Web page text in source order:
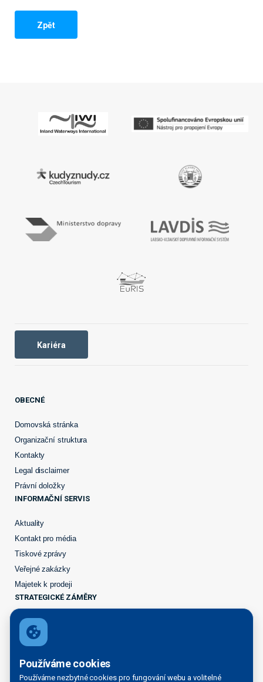
Používáme cookies
Používáme nezbytné cookies pro fungování webu a volitelné
Zpět
Kariéra
OBECNÉ
Domovská stránka
Organizační struktura
Kontakty
Legal disclaimer
Právní doložky
INFORMAČNÍ SERVIS
Aktuality
Kontakt pro média
Tiskové zprávy
Veřejné zakázky
Majetek k prodeji
STRATEGICKÉ ZÁMĚRY
Přístaviště na Labi
Rozvoj přístavů
Seznam vodních cest